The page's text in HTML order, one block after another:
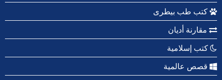
كتب طب بيطرى
مقارنة أديان
كتب إسلامية
قصص عالمية